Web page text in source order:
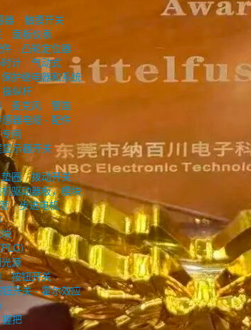
器
触摸开关
面板仪表
凸轮定位器
计
气动式
保护继电器和系统
纵杆
麦克风
警笛
器电缆 - 配件
专用
示器开关
垫圈
拨动开关
驱动器板，模块
步进电机
）
源
按钮开关
开关 - 霍尔效应
把